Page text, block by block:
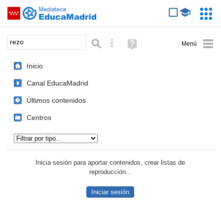
Saltar navegación
Palabra o frase: Búsqueda avanzada
Ayuda
(en
Inicio
Canal EducaMadrid
Últimos contenidos
Centros
Inicia sesión para aportar contenidos, crear listas de
reproducción...
Iniciar sesión